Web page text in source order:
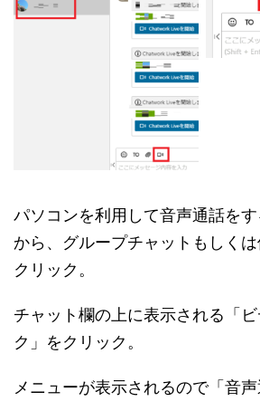
パソコンを利用して音声通話を
から、グループチャットもしく
クリック。
チャット欄の上に表示される「
ク」をクリック。
メニューが表示されるので「音声